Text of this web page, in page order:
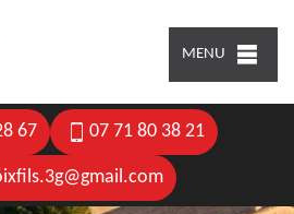
MENU
67 07 71 80 38 21